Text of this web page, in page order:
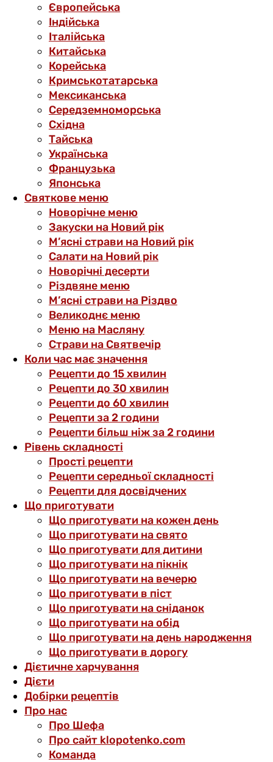
Європейська
Індійська
Італійська
Китайська
Корейська
Кримськотатарська
Мексиканська
Середземноморська
Східна
Тайська
Українська
Французька
Японська
Святкове меню
Новорічне меню
Закуски на Новий рік
М’ясні страви на Новий рік
Салати на Новий рік
Новорічні десерти
Різдвяне меню
М’ясні страви на Різдво
Великоднє меню
Меню на Масляну
Страви на Святвечір
Коли час має значення
Рецепти до 15 хвилин
Рецепти до 30 хвилин
Рецепти до 60 хвилин
Рецепти за 2 години
Рецепти більш ніж за 2 години
Рівень складності
Прості рецепти
Рецепти середньої складності
Рецепти для досвідчених
Що приготувати
Що приготувати на кожен день
Що приготувати на свято
Що приготувати для дитини
Що приготувати на пікнік
Що приготувати на вечерю
Що приготувати в піст
Що приготувати на сніданок
Що приготувати на обід
Що приготувати на день народження
Що приготувати в дорогу
Дієтичне харчування
Дієти
Добірки рецептів
Про нас
Про Шефа
Про сайт klopotenko.com
Команда